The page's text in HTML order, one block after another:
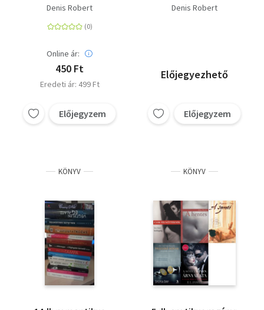
Denis Robert
Online ár:
450 Ft
Eredeti ár: 499 Ft
Előjegyzem
Denis Robert
Előjegyezhető
Előjegyzem
KÖNYV KÖNYV